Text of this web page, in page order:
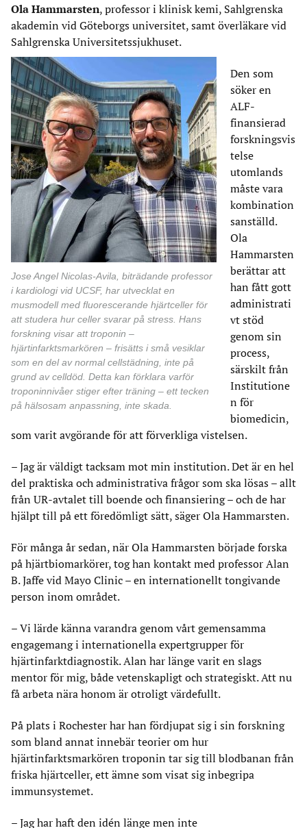
Ola Hammarsten, professor i klinisk kemi, Sahlgrenska
akademin vid Göteborgs universitet, samt överläkare vid
Sahlgrenska Universitetssjukhuset.
Jose Angel Nicolas-Avila, biträdande professor
i kardiologi vid UCSF, har utvecklat en
musmodell med fluorescerande hjärtceller för
att studera hur celler svarar på stress. Hans
forskning visar att troponin –
hjärtinfarktsmarkören – frisätts i små vesiklar
som en del av normal cellstädning, inte på
grund av celldöd. Detta kan förklara varför
troponinnivåer stiger efter träning – ett tecken
på hälsosam anpassning, inte skada.
Den som
söker en
ALF-
finansierad
forskningsvis
telse
utomlands
måste vara
kombination
sanställd.
Ola
Hammarsten
berättar att
han fått gott
administrati
vt stöd
genom sin
process,
särskilt från
Institutione
n för
biomedicin,
som varit avgörande för att förverkliga vistelsen.
– Jag är väldigt tacksam mot min institution. Det är en hel
del praktiska och administrativa frågor som ska lösas – allt
från UR-avtalet till boende och finansiering – och de har
hjälpt till på ett föredömligt sätt, säger Ola Hammarsten.
För många år sedan, när Ola Hammarsten började forska
på hjärtbiomarkörer, tog han kontakt med professor Alan
B. Jaffe vid Mayo Clinic – en internationellt tongivande
person inom området.
– Vi lärde känna varandra genom vårt gemensamma
engagemang i internationella expertgrupper för
hjärtinfarktdiagnostik. Alan har länge varit en slags
mentor för mig, både vetenskapligt och strategiskt. Att nu
få arbeta nära honom är otroligt värdefullt.
På plats i Rochester har han fördjupat sig i sin forskning
som bland annat innebär teorier om hur
hjärtinfarktsmarkören troponin tar sig till blodbanan från
friska hjärtceller, ett ämne som visat sig inbegripa
immunsystemet.
– Jag har haft den idén länge men inte